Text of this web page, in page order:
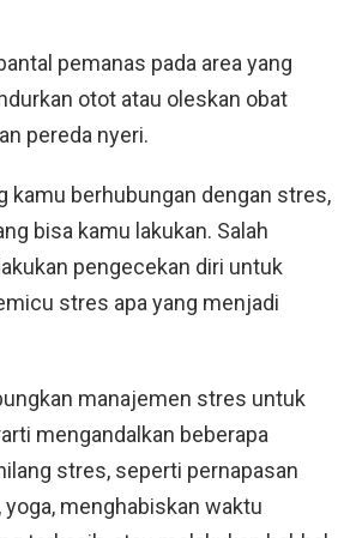
pemanas pada area yang
otot atau oleskan obat
pereda nyeri.
kamu berhubungan dengan stres,
bisa kamu lakukan. Salah
pengecekan diri untuk
stres apa yang menjadi
manajemen stres untuk
mengandalkan beberapa
stres, seperti pernapasan
yoga, menghabiskan waktu